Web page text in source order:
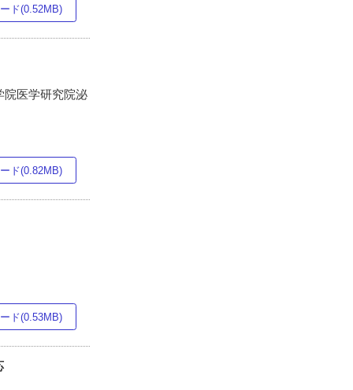
ド(0.52MB)
院医学研究院泌
ド(0.82MB)
ド(0.53MB)